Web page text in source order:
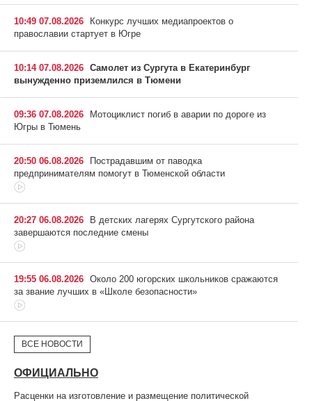
10:49 07.08.2026
Конкурс лучших медиапроектов о
православии стартует в Югре
10:14 07.08.2026 Самолет из Сургута в Екатеринбург
вынужденно приземлился в Тюмени
09:36 07.08.2026
Мотоциклист погиб в аварии по дороге из
Югры в Тюмень
20:50 06.08.2026
Пострадавшим от паводка
предпринимателям помогут в Тюменской области
20:27 06.08.2026
В детских лагерях Сургутского района
завершаются последние смены
19:55 06.08.2026 Около 200 югорских школьников сражаются
за звание лучших в «Школе безопасности»
ВСЕ НОВОСТИ
ОФИЦИАЛЬНО
Расценки на изготовление и размещение политической